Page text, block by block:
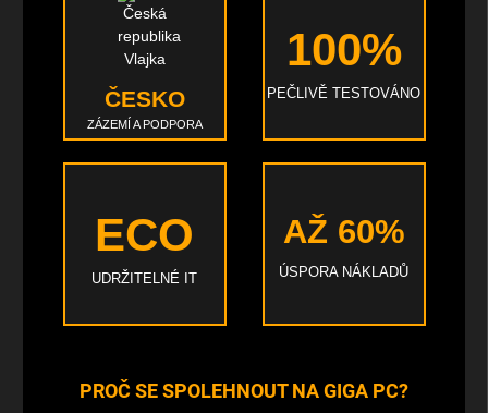
ČESKO
ZÁZEMÍ A PODPORA
100%
PEČLIVĚ TESTOVÁNO
ECO
UDRŽITELNÉ IT
AŽ 60%
ÚSPORA NÁKLADŮ
PROČ SE SPOLEHNOUT NA GIGA PC?